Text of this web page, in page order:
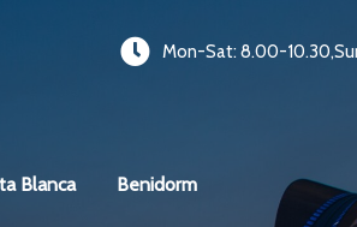
Mon-Sat: 8.00-
Blanca Benidorm